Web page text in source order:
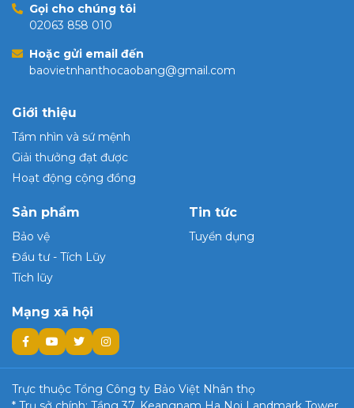
Gọi cho chúng tôi
02063 858 010
Hoặc gửi email đến
baovietnhanthocaobang@gmail.com
Giới thiệu
Tầm nhìn và sứ mệnh
Giải thưởng đạt được
Hoạt động cộng đồng
Sản phẩm
Bảo vệ
Đầu tư - Tích Lũy
Tích lũy
Mạng xã hội
Tin tức
Tuyển dụng
Trực thuộc Tổng Công ty Bảo Việt Nhân thọ